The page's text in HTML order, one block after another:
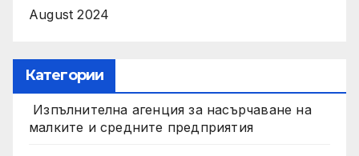
August 2024
Категории
Изпълнителна агенция за насърчаване на
малките и средните предприятия